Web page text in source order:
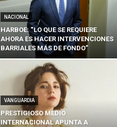
NACIONAL
HARBOE: “LO QUE SE REQUIERE
AHORA ES HACER INTERVENCIONES
BARRIALES MÁS DE FONDO”
VANGUARDIA
PRESTIGIOSO MEDIO
INTERNACIONAL APUNTA A